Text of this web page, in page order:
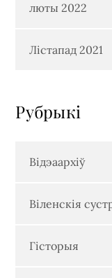
люты 2022
Лістапад 2021
Рубрыкi
Відэаархіў
Віленскія
Гісторыя